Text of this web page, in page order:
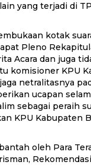
yang terjadi di
kotak
Pleno
Acara dan juga
komisioner KPU
netralitasnya
ucapan
sebagai peraih
KPU Kabupaten
oleh Para